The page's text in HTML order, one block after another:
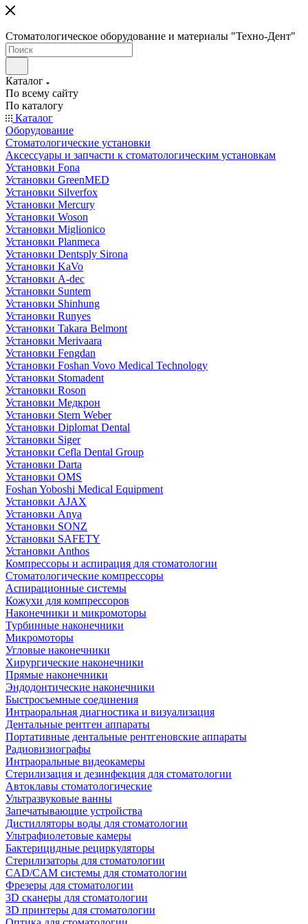
Стоматологическое оборудование и материалы "Техно-Дент"
Каталог
По всему сайту
По каталогу
Каталог
Оборудование
Стоматологические установки
Аксессуары и запчасти к стоматологическим установкам
Установки Fona
Установки GreenMED
Установки Silverfox
Установки Mercury
Установки Woson
Установки Miglionico
Установки Planmeca
Установки Dentsply Sirona
Установки KaVo
Установки A-dec
Установки Suntem
Установки Shinhung
Установки Runyes
Установки Takara Belmont
Установки Merivaara
Установки Fengdan
Установки Foshan Vovo Medical Technology
Установки Stomadent
Установки Roson
Установки Медкрон
Установки Stern Weber
Установки Diplomat Dental
Установки Siger
Установки Cefla Dental Group
Установки Darta
Установки OMS
Foshan Yoboshi Medical Equipment
Установки AJAX
Установки Anya
Установки SONZ
Установки SAFETY
Установки Anthos
Компрессоры и аспирация для стоматологии
Стоматологические компрессоры
Аспирационные системы
Кожухи для компрессоров
Наконечники и микромоторы
Турбинные наконечники
Микромоторы
Угловые наконечники
Хирургические наконечники
Прямые наконечники
Эндодонтические наконечники
Быстросъемные соединения
Интраоральная диагностика и визуализация
Дентальные рентген аппараты
Портативные дентальные рентгеновские аппараты
Радиовизиографы
Интраоральные видеокамеры
Стерилизация и дезинфекция для стоматологии
Автоклавы стоматологические
Ультразвуковые ванны
Запечатывающие устройства
Дистилляторы воды для стоматологии
Ультрафиолетовые камеры
Бактерицидные рециркуляторы
Стерилизаторы для стоматологии
CAD/CAM системы для стоматологии
Фрезеры для стоматологии
3D cканеры для стоматологии
3D принтеры для стоматологии